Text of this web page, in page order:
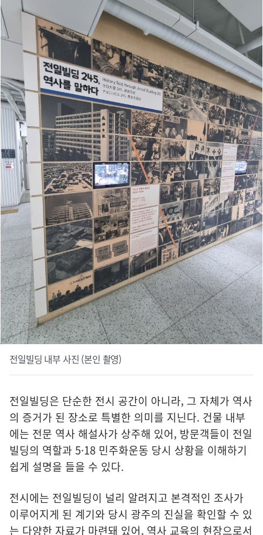
전일빌딩 내부 사진 (본인 촬영)
전일빌딩은 단순한 전시 공간이 아니라, 그 자체가 역사
의 증거가 된 장소로 특별한 의미를 지닌다. 건물 내부
에는 전문 역사 해설사가 상주해 있어, 방문객들이 전일
빌딩의 역할과 5·18 민주화운동 당시 상황을 이해하기
쉽게 설명을 들을 수 있다.
전시에는 전일빌딩이 널리 알려지고 본격적인 조사가
이루어지게 된 계기와 당시 광주의 진실을 확인할 수 있
는 다양한 자료가 마련돼 있어, 역사 교육의 현장으로서